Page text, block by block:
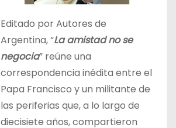
Editado por Autores de
Argentina, “La amistad no se
negocia” reúne una
correspondencia inédita entre el
Papa Francisco y un militante de
las periferias que, a lo largo de
diecisiete años, compartieron